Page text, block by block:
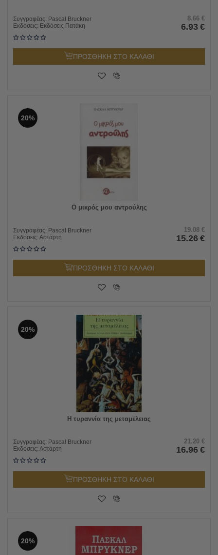
Συγγραφέας: Pascal Bruckner
Εκδόσεις: Εκδόσεις Πατάκη
8.66 €
6.93 €
ΠΡΟΣΘΗΚΗ ΣΤΟ ΚΑΛΑΘΙ
20%
Ο μικρός μου αντρούλης
Συγγραφέας: Pascal Bruckner
Εκδόσεις: Αστάρτη
19.08 €
15.26 €
ΠΡΟΣΘΗΚΗ ΣΤΟ ΚΑΛΑΘΙ
20%
Η τυραννία της μεταμέλειας
Συγγραφέας: Pascal Bruckner
Εκδόσεις: Αστάρτη
21.20 €
16.96 €
ΠΡΟΣΘΗΚΗ ΣΤΟ ΚΑΛΑΘΙ
20%